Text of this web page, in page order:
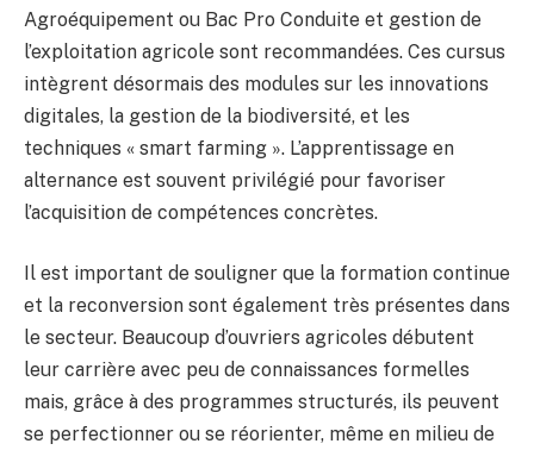
Agroéquipement ou Bac Pro Conduite et gestion de
l’exploitation agricole sont recommandées. Ces cursus
intègrent désormais des modules sur les innovations
digitales, la gestion de la biodiversité, et les
techniques « smart farming ». L’apprentissage en
alternance est souvent privilégié pour favoriser
l’acquisition de compétences concrètes.
Il est important de souligner que la formation continue
et la reconversion sont également très présentes dans
le secteur. Beaucoup d’ouvriers agricoles débutent
leur carrière avec peu de connaissances formelles
mais, grâce à des programmes structurés, ils peuvent
se perfectionner ou se réorienter, même en milieu de